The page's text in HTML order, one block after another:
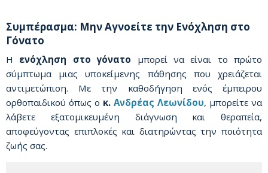
Συμπέρασμα: Μην Αγνοείτε την Ενόχληση στο
Γόνατο
Η ενόχληση στο γόνατο μπορεί να είναι το πρώτο
σύμπτωμα μιας υποκείμενης πάθησης που χρειάζεται
αντιμετώπιση. Με την καθοδήγηση ενός έμπειρου
ορθοπαιδικού όπως ο κ. Ανδρέας Λεωνίδου, μπορείτε να
λάβετε εξατομικευμένη διάγνωση και θεραπεία,
αποφεύγοντας επιπλοκές και διατηρώντας την ποιότητα
ζωής σας.